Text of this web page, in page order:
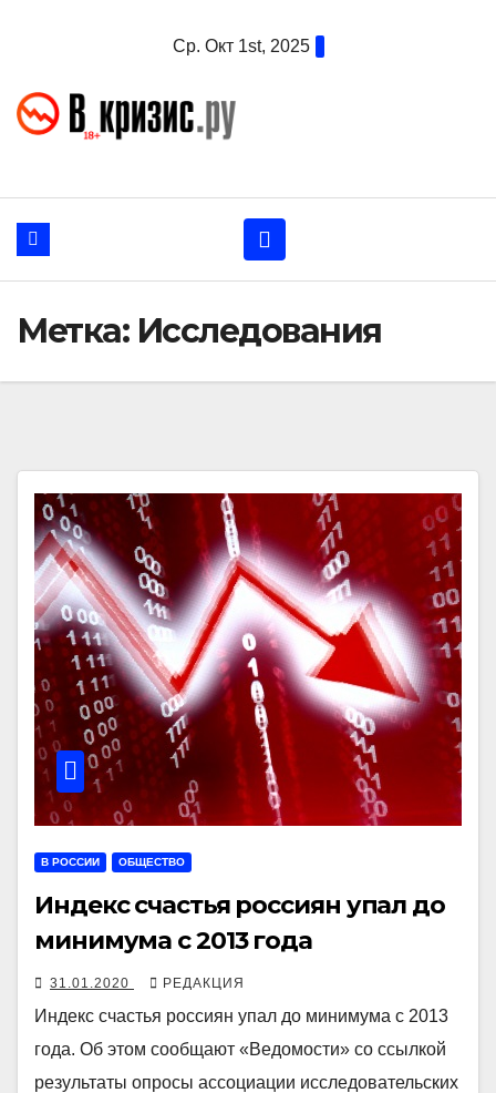
Ср. Окт 1st, 2025
Метка: Исследования
В РОССИИ ОБЩЕСТВО
Индекс счастья россиян упал до
минимума c 2013 года
31.01.2020 РЕДАКЦИЯ
Индекс счастья россиян упал до минимума c 2013
года. Об этом сообщают «Ведомости» со ссылкой
результаты опросы ассоциации исследовательских